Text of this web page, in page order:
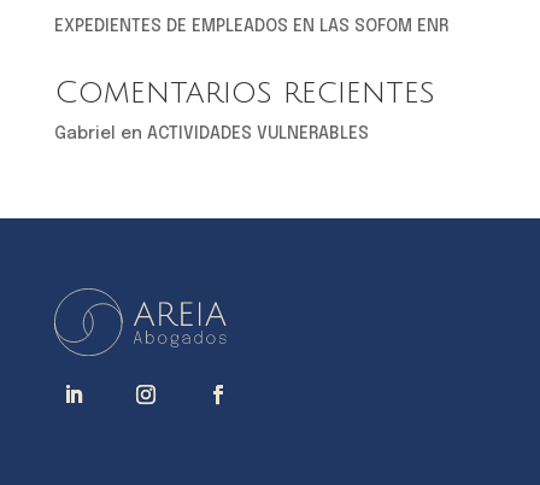
EXPEDIENTES DE EMPLEADOS EN LAS SOFOM ENR
Comentarios recientes
Gabriel en ACTIVIDADES VULNERABLES